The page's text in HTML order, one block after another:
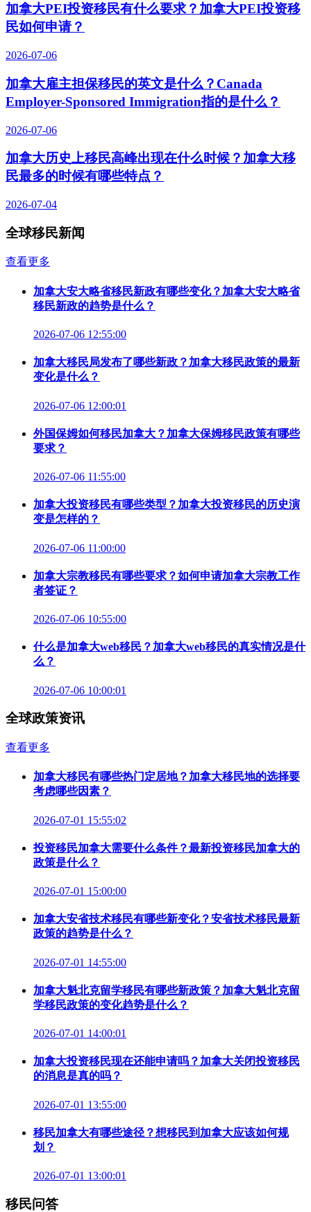
加拿大PEI投资移民有什么要求？加拿大PEI投资移
民如何申请？
2026-07-06
加拿大雇主担保移民的英文是什么？Canada
Employer-Sponsored Immigration指的是什么？
2026-07-06
加拿大历史上移民高峰出现在什么时候？加拿大移
民最多的时候有哪些特点？
2026-07-04
全球移民新闻
查看更多
加拿大安大略省移民新政有哪些变化？加拿大安大略省
移民新政的趋势是什么？
2026-07-06 12:55:00
加拿大移民局发布了哪些新政？加拿大移民政策的最新
变化是什么？
2026-07-06 12:00:01
外国保姆如何移民加拿大？加拿大保姆移民政策有哪些
要求？
2026-07-06 11:55:00
加拿大投资移民有哪些类型？加拿大投资移民的历史演
变是怎样的？
2026-07-06 11:00:00
加拿大宗教移民有哪些要求？如何申请加拿大宗教工作
者签证？
2026-07-06 10:55:00
什么是加拿大web移民？加拿大web移民的真实情况是什
么？
2026-07-06 10:00:01
全球政策资讯
查看更多
加拿大移民有哪些热门定居地？加拿大移民地的选择要
考虑哪些因素？
2026-07-01 15:55:02
投资移民加拿大需要什么条件？最新投资移民加拿大的
政策是什么？
2026-07-01 15:00:00
加拿大安省技术移民有哪些新变化？安省技术移民最新
政策的趋势是什么？
2026-07-01 14:55:00
加拿大魁北克留学移民有哪些新政策？加拿大魁北克留
学移民政策的变化趋势是什么？
2026-07-01 14:00:01
加拿大投资移民现在还能申请吗？加拿大关闭投资移民
的消息是真的吗？
2026-07-01 13:55:00
移民加拿大有哪些途径？想移民到加拿大应该如何规
划？
2026-07-01 13:00:01
移民问答